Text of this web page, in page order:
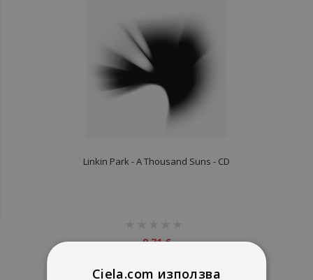
Linkin Park - A Thousand Suns - CD
1%
9,71 €
Ciela.com използва